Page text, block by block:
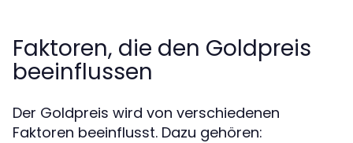
Faktoren, die den Goldpreis
beeinflussen
Der Goldpreis wird von verschiedenen
Faktoren beeinflusst. Dazu gehören: